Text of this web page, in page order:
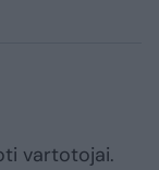
vartotojai.